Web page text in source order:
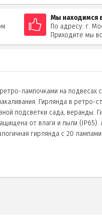
Мы находимся
По адресу: г.
Приходите мы
лампочками на
Гирлянда в ретро-
подсветки сада, веранды.
от влаги и пыли
гирлянда с 20